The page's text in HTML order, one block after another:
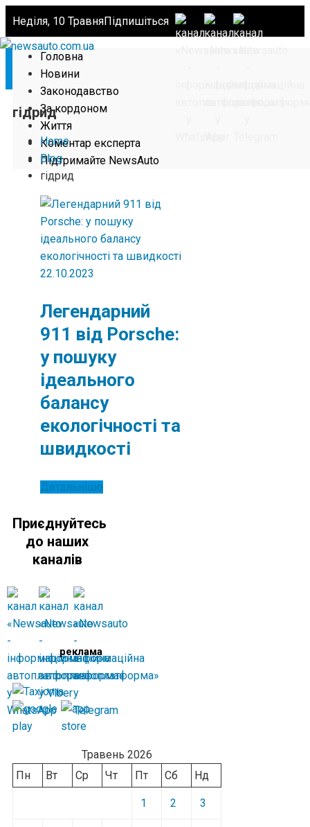
Неділя, 10 ТравняПідпишіться
Головна
Новини
Законодавство
За кордоном
Життя
Коментар експерта
Підтримайте NewsAuto
гідрид
Home
Blog
гідрид
22.10.2023
Легендарний
911 від Porsche:
у пошуку
ідеального
балансу
екологічності та
швидкості
Детальніше
Приєднуйтесь
до наших
каналів
реклама
Травень 2026
Пн
Вт Ср Чт Пт Сб Нд
1 2 3